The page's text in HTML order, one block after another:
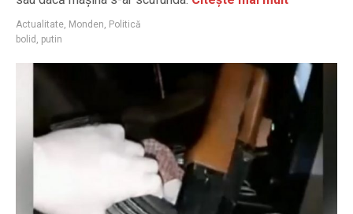
Actualitate, Monden, Politică
bolid , putin